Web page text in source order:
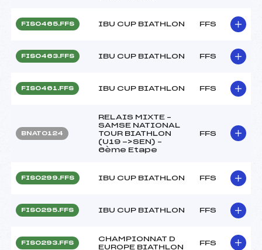
FIS0465.FFS IBU CUP BIATHLON FFS
FIS0463.FFS IBU CUP BIATHLON FFS
FIS0461.FFS IBU CUP BIATHLON FFS
BNAT0124
RELAIS MIXTE –
SAMSE NATIONAL
TOUR BIATHLON
(U19 ->SEN) –
6ème Etape
FFS
FIS0299.FFS IBU CUP BIATHLON FFS
FIS0295.FFS IBU CUP BIATHLON FFS
FIS0293.FFS
CHAMPIONNAT D
EUROPE BIATHLON
FFS